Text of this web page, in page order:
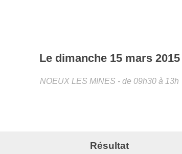
Le dimanche 15 mars 2015
NOEUX LES MINES - de 09h30 à 13h
Résultat